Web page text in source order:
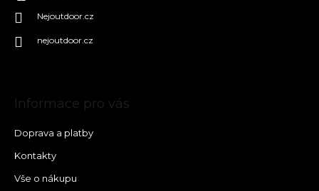
Nejoutdoor.cz
nejoutdoor.cz
Informace pro vás
Doprava a platby
Kontakty
Vše o nákupu